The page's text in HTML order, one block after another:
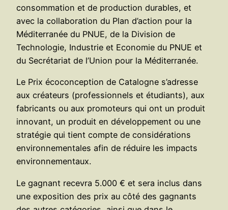
consommation et de production durables, et
avec la collaboration du Plan d’action pour la
Méditerranée du PNUE, de la Division de
Technologie, Industrie et Economie du PNUE et
du Secrétariat de l’Union pour la Méditerranée.
Le Prix écoconception de Catalogne s’adresse
aux créateurs (professionnels et étudiants), aux
fabricants ou aux promoteurs qui ont un produit
innovant, un produit en développement ou une
stratégie qui tient compte de considérations
environnementales afin de réduire les impacts
environnementaux.
Le gagnant recevra 5.000 € et sera inclus dans
une exposition des prix au côté des gagnants